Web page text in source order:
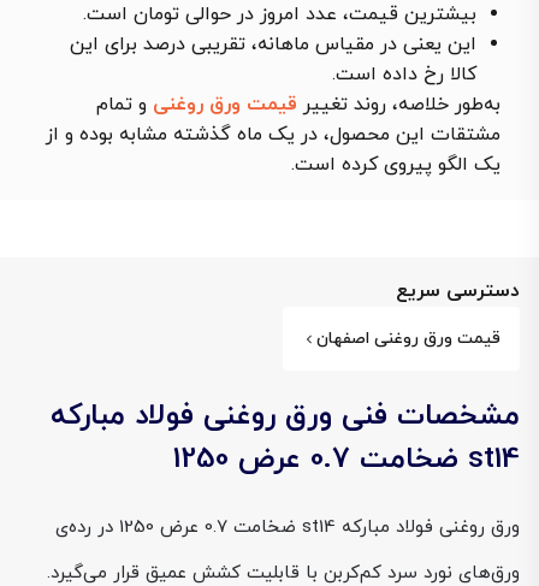
بیشترین قیمت، عدد امروز در حوالی تومان است.
این یعنی در مقیاس ماهانه، تقریبی درصد برای این
کالا رخ داده است.
به‌طور خلاصه، روند تغییر قیمت ورق روغنی و تمام
مشتقات این محصول، در یک ماه گذشته مشابه بوده و از
یک الگو پیروی کرده است.
دسترسی سریع
قیمت ورق روغنی اصفهان
مشخصات فنی ورق روغنی فولاد مبارکه
st14 ضخامت 0.7 عرض 1250
ورق روغنی فولاد مبارکه st14 ضخامت 0.7 عرض 1250 در رده‌ی
ورق‌های نورد سرد کم‌کربن با قابلیت کشش عمیق قرار می‌گیرد.